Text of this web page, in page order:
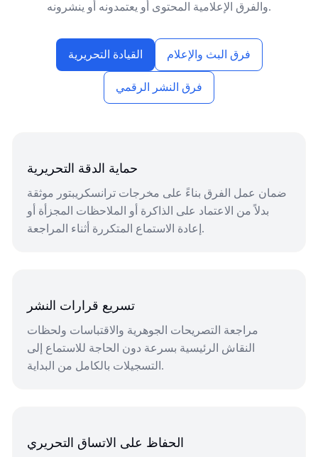
والفرق الإعلامية المحتوى أو يعتمدونه أو ينشرونه.
القيادة التحريرية فرق البث والإعلام
فرق النشر الرقمي
حماية الدقة التحريرية
ضمان عمل الفرق بناءً على مخرجات ترانسكريبتور موثقة
بدلاً من الاعتماد على الذاكرة أو الملاحظات المجزأة أو
إعادة الاستماع المتكررة أثناء المراجعة.
تسريع قرارات النشر
مراجعة التصريحات الجوهرية والاقتباسات ولحظات
النقاش الرئيسية بسرعة دون الحاجة للاستماع إلى
التسجيلات بالكامل من البداية.
الحفاظ على الاتساق التحريري